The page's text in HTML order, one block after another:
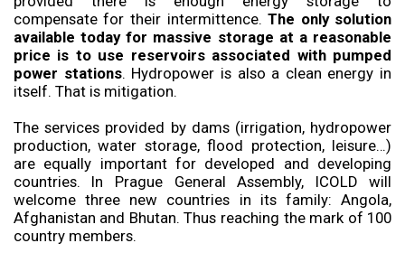
compensate for their intermittence.The only solution
available today for massive storage at a reasonable
price is to use reservoirs associated with pumped
power stations. Hydropower is also a clean energy in
itself. That is mitigation.
The services provided by dams (irrigation, hydropower
production, water storage, flood protection, leisure…)
are equally important for developed and developing
countries. In Prague General Assembly, ICOLD will
welcome three new countries in its family: Angola,
Afghanistan and Bhutan. Thus reaching the mark of 100
country members.